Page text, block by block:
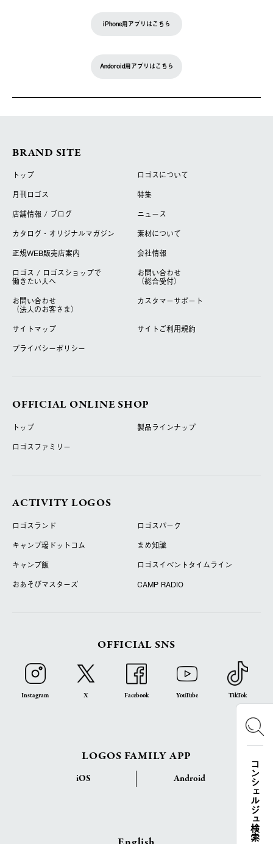
iPhone用アプリはこちら
Andoroid用アプリはこちら
コンシェルジュ検索
BRAND SITE
トップ
ロゴスについて
月刊ロゴス
特集
店舗情報 / ブログ
ニュース
カタログ・オリジナルマガジン
素材について
正規WEB販売店案内
会社情報
ロゴス / ロゴスショップで
働きたい人へ
お問い合わせ
（総合受付）
お問い合わせ
（法人のお客さま）
カスタマーサポート
サイトマップ
サイトご利用規約
プライバシーポリシー
OFFICIAL ONLINE SHOP
トップ
製品ラインナップ
ロゴスファミリー
ACTIVITY LOGOS
ロゴスランド
ロゴスパーク
キャンプ場ドットコム
まめ知識
キャンプ飯
ロゴスイベントタイムライン
おあそびマスターズ
CAMP RADIO
OFFICIAL SNS
Instagram X Facebook YouTube TikTok
LOGOS FAMILY APP
iOS Android